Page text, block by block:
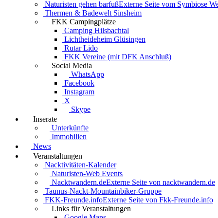
Naturisten gehen barfußExterne Seite vom Symbiose
Thermen & Badewelt Sinsheim
FKK Campingplätze
Camping Hilsbachtal
Lichtheideheim Glüsingen
Rutar Lido
FKK Vereine (mit DFK Anschluß)
Social Media
WhatsApp
Facebook
Instagram
X
Skype
Inserate
Unterkünfte
Immobilien
News
Veranstaltungen
Nacktivitäten-Kalender
Naturisten-Web Events
Nacktwandern.deExterne Seite von nacktwandern.de
Taunus-Nackt-Mountainbiker-Gruppe
FKK-Freunde.infoExterne Seite von Fkk-Freunde.info
Links für Veranstaltungen